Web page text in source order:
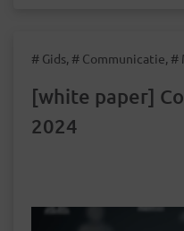
# Gids, # Communicatie,
[white paper]
2024